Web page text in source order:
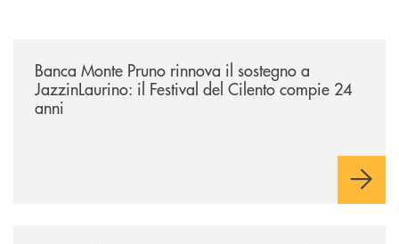
Banca Monte Pruno rinnova il sostegno a
JazzinLaurino: il Festival del Cilento compie 24
anni